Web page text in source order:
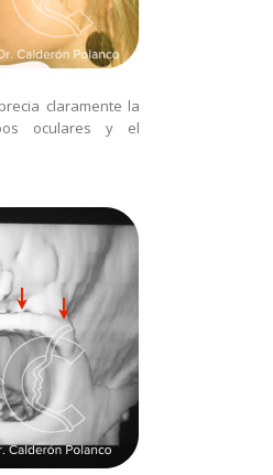
claramente la
oculares y el